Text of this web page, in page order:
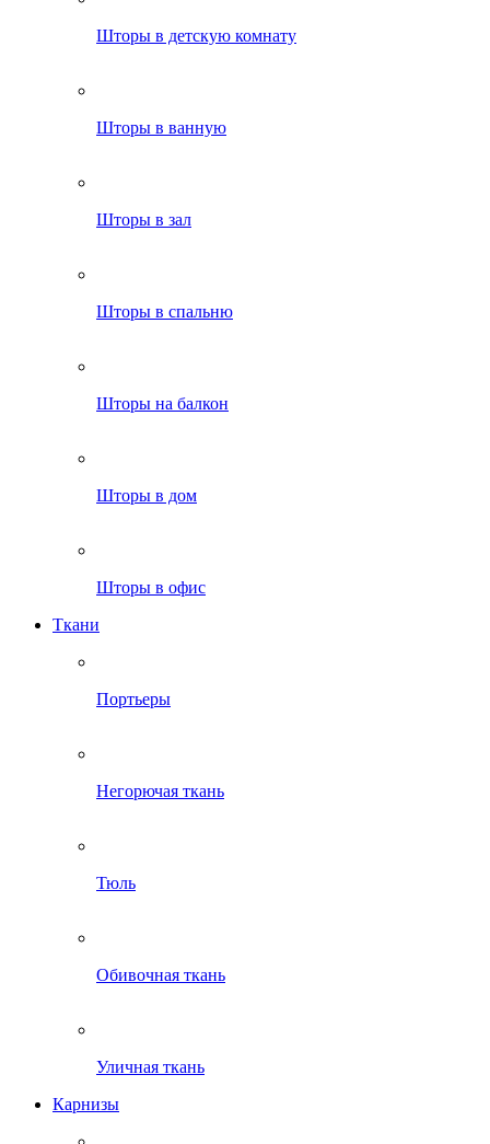
Шторы в детскую комнату
Шторы в ванную
Шторы в зал
Шторы в спальню
Шторы на балкон
Шторы в дом
Шторы в офис
Ткани
Портьеры
Негорючая ткань
Тюль
Обивочная ткань
Уличная ткань
Карнизы